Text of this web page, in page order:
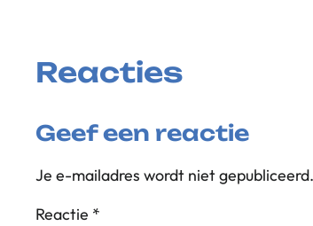
Reacties
Geef een reactie
Je e-mailadres wordt niet gepubliceerd.
Reactie *